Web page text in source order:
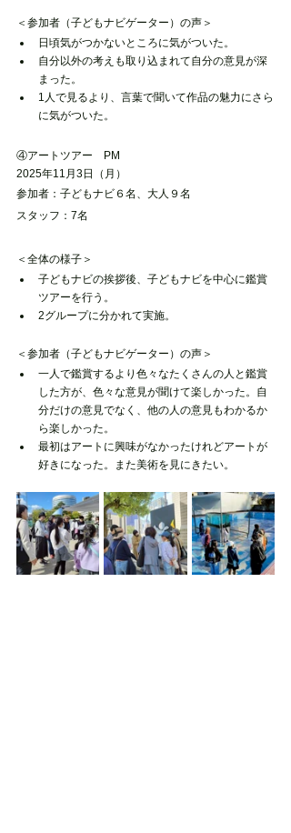
＜参加者（子どもナビゲーター）の声＞
日頃気がつかないところに気がついた。
自分以外の考えも取り込まれて自分の意見が深
まった。
1人で見るより、言葉で聞いて作品の魅力にさら
に気がついた。
④アートツアー　PM
2025年11月3日（月）
参加者：子どもナビ６名、大人９名
スタッフ：7名
＜全体の様子＞
子どもナビの挨拶後、子どもナビを中心に鑑賞
ツアーを行う。
2グループに分かれて実施。
＜参加者（子どもナビゲーター）の声＞
一人で鑑賞するより色々なたくさんの人と鑑賞
した方が、色々な意見が聞けて楽しかった。自
分だけの意見でなく、他の人の意見もわかるか
ら楽しかった。
最初はアートに興味がなかったけれどアートが
好きになった。また美術を見にきたい。